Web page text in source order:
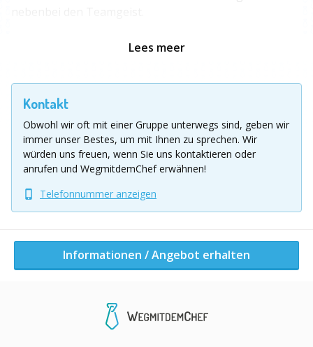
Warum unsere City Escape Games das perfekte
Flexibel & Individuell:Wir passen das Spiel an Ihre
Wünsche an – von personalisierten Rätseln bis hin
zur Entwicklung einer komplett neuen Route in
Ihrer Wunschstadt.
Perfekt für jedes Teamevent:Ideal für
(Junggesellenabschiede) oder private Gruppen
jeder Größe.
Durchdachtes Konzept:
Jedes Spiel hat einen
festen Start- und Endpunkt. Die Route ist extra so
Lees meer
Kontakt
Obwohl wir oft mit einer Gruppe unterwegs sind, geben wir
immer unser Bestes, um mit Ihnen zu sprechen. Wir
würden uns freuen, wenn Sie uns kontaktieren oder
anrufen und WegmitdemChef erwähnen!
Telefonnummer anzeigen
Informationen / Angebot erhalten